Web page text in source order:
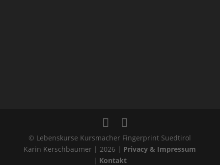
© Lebenskurse Kursmacher Fingerprint Suedtirol
Karin Kerschbaumer | 2026 | Privacy & Impressum
| Kontakt